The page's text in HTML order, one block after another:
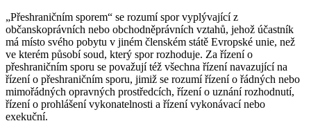
„Přeshraničním sporem“ se rozumí spor vyplývající z
občanskoprávních nebo obchodněprávních vztahů, jehož účastník
má místo svého pobytu v jiném členském státě Evropské unie, než
ve kterém působí soud, který spor rozhoduje. Za řízení o
přeshraničním sporu se považují též všechna řízení navazující na
řízení o přeshraničním sporu, jimiž se rozumí řízení o řádných nebo
mimořádných opravných prostředcích, řízení o uznání rozhodnutí,
řízení o prohlášení vykonatelnosti a řízení vykonávací nebo
exekuční.